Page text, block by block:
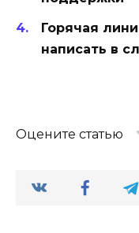
Горячая
написать в
Оцените статью